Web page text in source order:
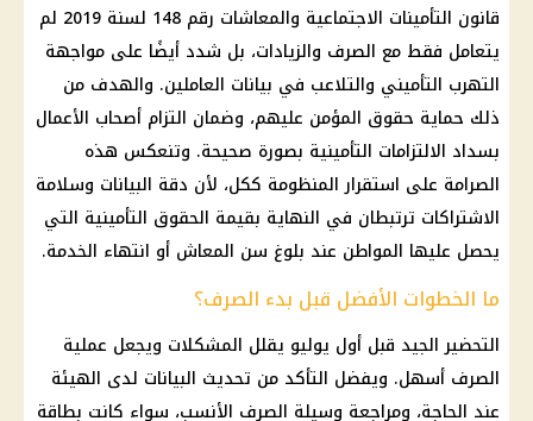
قانون التأمينات الاجتماعية والمعاشات رقم 148 لسنة 2019 لم
يتعامل فقط مع الصرف والزيادات، بل شدد أيضًا على مواجهة
التهرب التأميني والتلاعب في بيانات العاملين. والهدف من
ذلك حماية حقوق المؤمن عليهم، وضمان التزام أصحاب الأعمال
بسداد الالتزامات التأمينية بصورة صحيحة. وتنعكس هذه
الصرامة على استقرار المنظومة ككل، لأن دقة البيانات وسلامة
الاشتراكات ترتبطان في النهاية بقيمة الحقوق التأمينية التي
يحصل عليها المواطن عند بلوغ سن المعاش أو انتهاء الخدمة.
ما الخطوات الأفضل قبل بدء الصرف؟
التحضير الجيد قبل أول يوليو يقلل المشكلات ويجعل عملية
الصرف أسهل. ويفضل التأكد من تحديث البيانات لدى الهيئة
عند الحاجة، ومراجعة وسيلة الصرف الأنسب، سواء كانت بطاقة